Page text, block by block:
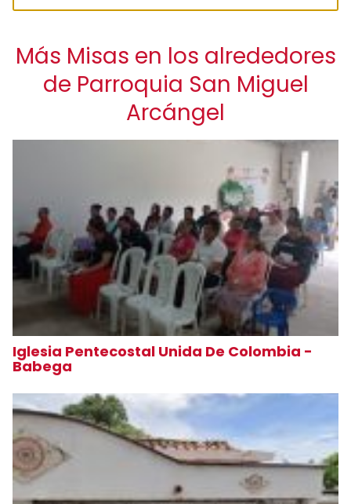
Más Misas en los alrededores
de Parroquia San Miguel
Arcángel
Iglesia Pentecostal Unida De Colombia -
Babega